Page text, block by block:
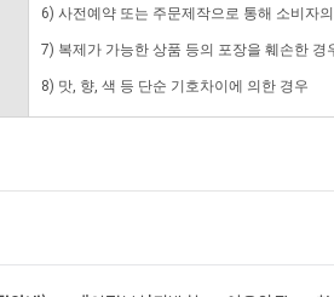
6) 사전예약 또는 주문제작으로 통해 소비자
7) 복제가 가능한 상품 등의 포장을 훼손한 경
8) 맛, 향, 색 등 단순 기호차이에 의한 경우